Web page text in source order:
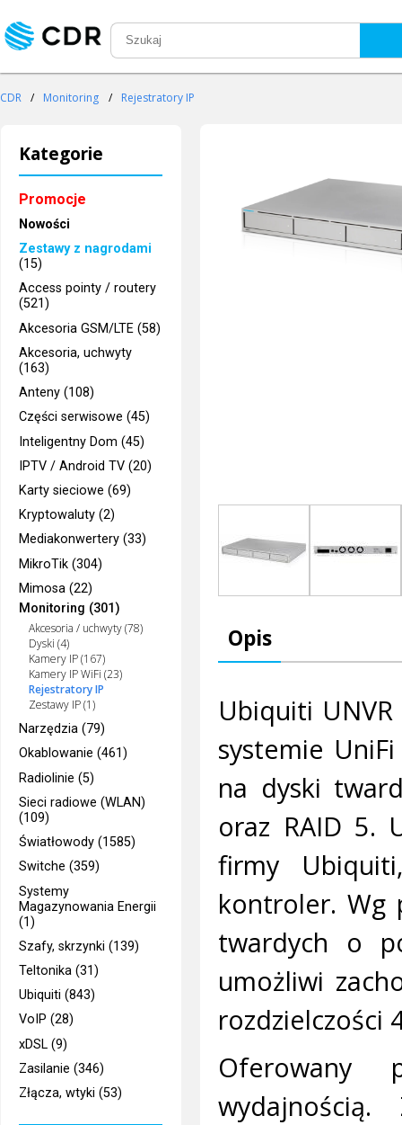
CDR / Monitoring / Rejestratory IP
Kategorie
Promocje
Nowości
Zestawy z nagrodami
(15)
Access pointy / routery
(521)
Akcesoria GSM/LTE (58)
Akcesoria, uchwyty
(163)
Anteny (108)
Części serwisowe (45)
Inteligentny Dom (45)
IPTV / Android TV (20)
Karty sieciowe (69)
Kryptowaluty (2)
Mediakonwertery (33)
MikroTik (304)
Mimosa (22)
Monitoring (301)
Akcesoria / uchwyty (78)
Dyski (4)
Kamery IP (167)
Kamery IP WiFi (23)
Rejestratory IP
Zestawy IP (1)
Narzędzia (79)
Okablowanie (461)
Radiolinie (5)
Sieci radiowe (WLAN)
(109)
Światłowody (1585)
Switche (359)
Systemy
Magazynowania Energii
(1)
Szafy, skrzynki (139)
Teltonika (31)
Ubiquiti (843)
VoIP (28)
xDSL (9)
Zasilanie (346)
Złącza, wtyki (53)
Opis
Ubiquiti
systemie
na dyski
oraz RAID 5.
firmy
kontroler. Wg
twardych o
umożliwi
rozdzielczości
Oferowany
wydajnością.